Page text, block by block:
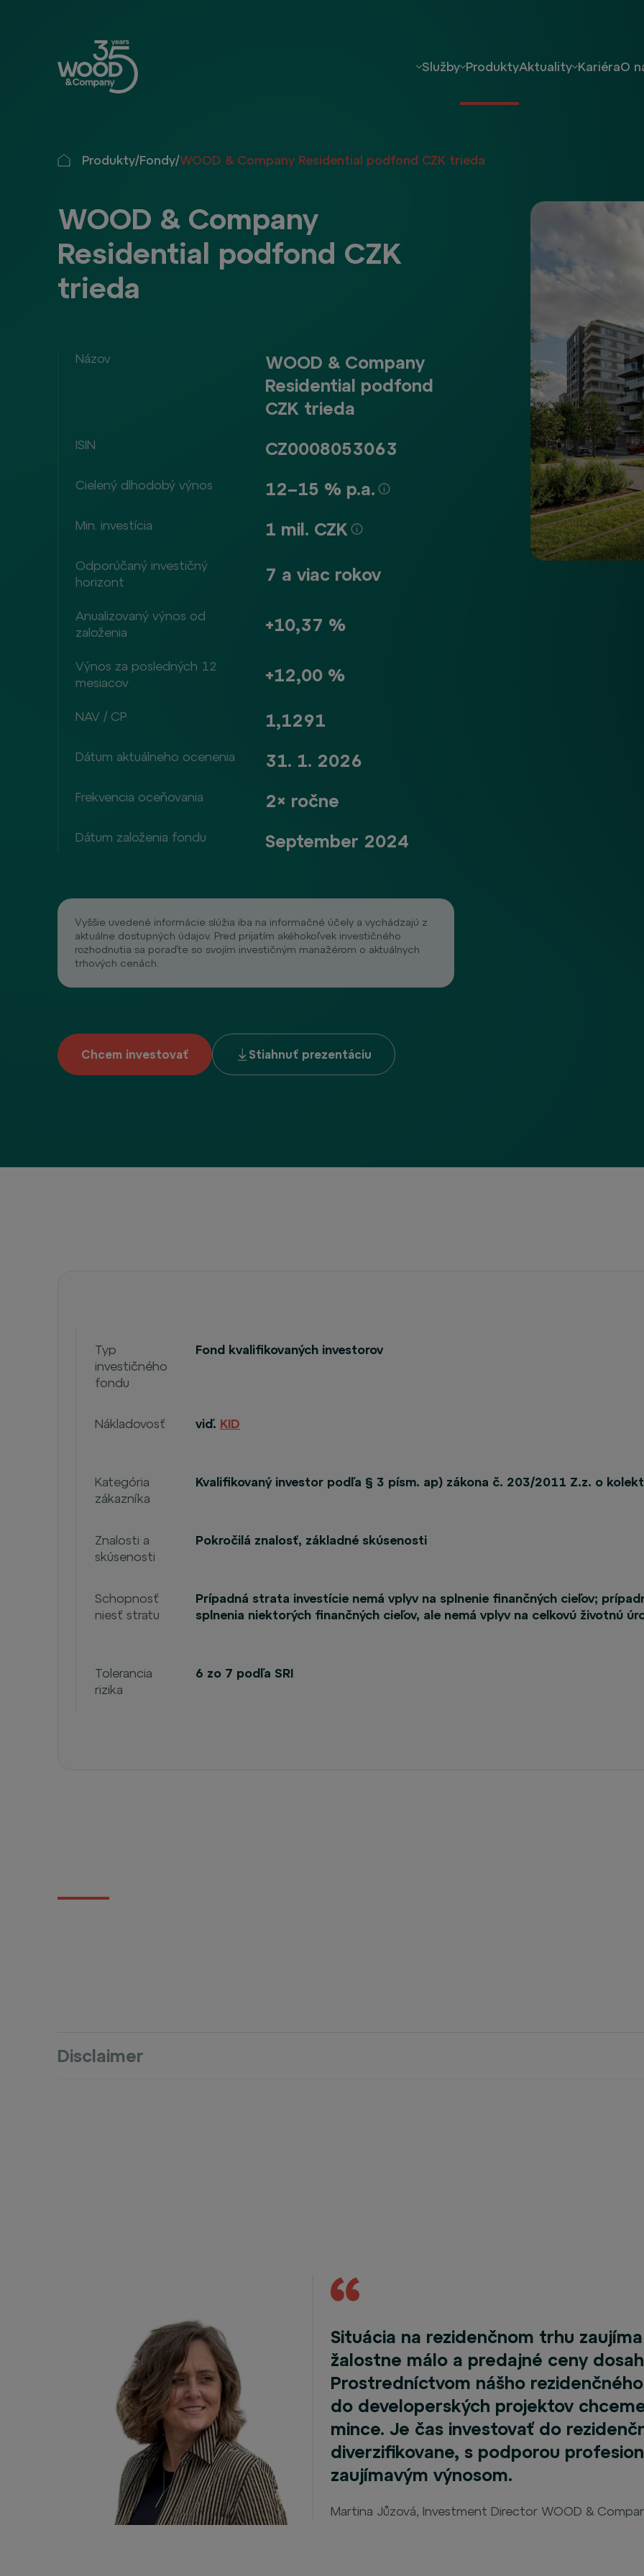
Služby ProduktyAktuality KariéraO
Produkty/Fondy/WOOD & Company Residential podfond CZK trieda
WOOD & Company
Residential podfond CZK
trieda
Názov
WOOD & Company
Residential podfond
CZK trieda
ISIN CZ0008053063
Cielený dlhodobý výnos 12–15 % p.a.
Min. investícia 1 mil. CZK
Odporúčaný investičný
horizont
7 a viac rokov
Anualizovaný výnos od
založenia
+10,37 %
Výnos za posledných 12
mesiacov
+12,00 %
NAV / CP 1,1291
Dátum aktuálneho ocenenia 31. 1. 2026
Frekvencia oceňovania 2× ročne
Dátum založenia fondu September 2024
Vyššie uvedené informácie slúžia iba na informačné účely a vychádzajú z
aktuálne dostupných údajov. Pred prijatím akéhokoľvek investičného
rozhodnutia sa poraďte so svojím investičným manažérom o aktuálnych
trhových cenách.
Chcem investovať Stiahnuť prezentáciu
Typ
investičného
fondu
Fond kvalifikovaných investorov
Nákladovosť viď. KID
Kategória
zákazníka
Kvalifikovaný investor podľa § 3 písm. ap) zákona č. 203/2011 Z.z. o
Znalosti a
skúsenosti
Pokročilá znalosť, základné skúsenosti
Schopnosť
niesť stratu
Prípadná strata investície nemá vplyv na splnenie finančných cieľov;
splnenia niektorých finančných cieľov, ale nemá vplyv na celkovú životnú
Tolerancia
rizika
6 zo 7 podľa SRI
Disclaimer
Situácia na rezidenčnom trhu
žalostne málo a predajné ceny
Prostredníctvom nášho
do developerských projektov
mince. Je čas investovať do
diverzifikovane, s podporou
zaujímavým výnosom.
Martina Jůzová, Investment Director WOOD &